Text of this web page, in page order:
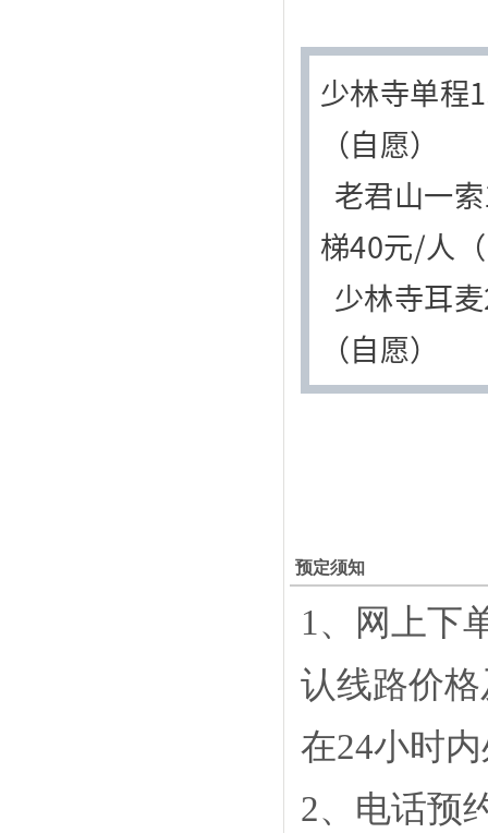
少林寺单程
（自愿）
老君山一
梯40元/人
少林寺耳
（自愿）
预定须知
1、网上下
认线路价
在24小时
2、电话预